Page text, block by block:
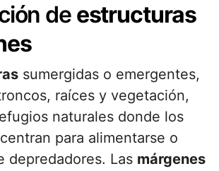
de estructuras
sumergidas o emergentes,
raíces y vegetación,
naturales donde los
para alimentarse o
depredadores. Las márgenes